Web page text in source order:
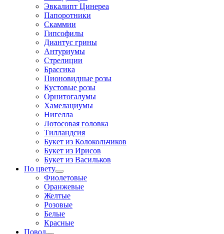
Эвкалипт Цинереа
Папоротники
Скаммии
Гипсофилы
Диантус грины
Антуриумы
Стрелиции
Брассика
Пионовидные розы
Кустовые розы
Орнитогалумы
Хамелациумы
Нигелла
Лотосовая головка
Тилландсия
Букет из Колокольчиков
Букет из Ирисов
Букет из Васильков
По цвету
Фиолетовые
Оранжевые
Желтые
Розовые
Белые
Красные
Повод